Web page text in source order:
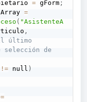
= gForm ;
lArray
=
( "AsistenteA
,
último
selección de
!= null )